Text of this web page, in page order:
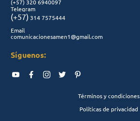
(+57) 320 6940097
Telegram
(+57) 314 7575444
Email
comunicacionesamen1@gmail.com
Síguenos:
Términos y condiciones
Políticas de privacidad